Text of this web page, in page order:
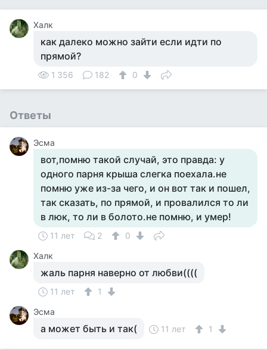
Халк
как далеко можно зайти если идти по
прямой?
1 356 182 0
Ответы
Эсма
вот,помню такой случай, это правда: у
одного парня крыша слегка поехала.не
помню уже из-за чего, и он вот так и пошел,
так сказать, по прямой, и провалился то ли
в люк, то ли в болото.не помню, и умер!
11 лет 2
0
Халк
жаль парня наверно от любви((((
11 лет
1
Эсма
а может быть и так( 11 лет 1